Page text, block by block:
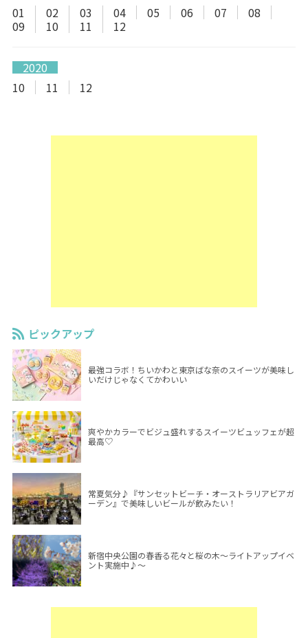
01
02 03 04 05 06 07
08
09
10 11 12
2020
10
11 12
ピックアップ
最強コラボ！ちいかわと東京ばな奈のスイーツが美味し
いだけじゃなくてかわいい
爽やかカラーでビジュ盛れするスイーツビュッフェが超
最高♡
常夏気分♪『サンセットビーチ・オーストラリアビアガ
ーデン』で美味しいビールが飲みたい！
新宿中央公園の春香る花々と桜の木～ライトアップイベ
ント実施中♪～